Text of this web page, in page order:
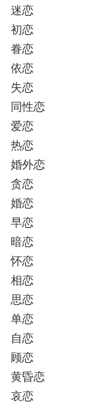
迷恋
初恋
眷恋
依恋
失恋
同性恋
爱恋
热恋
婚外恋
贪恋
婚恋
早恋
暗恋
怀恋
相恋
思恋
单恋
自恋
顾恋
黄昏恋
哀恋